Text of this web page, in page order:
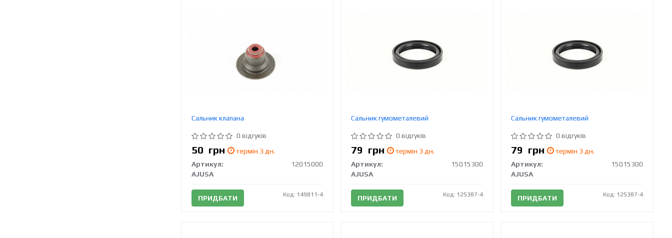
Сальник клапана
0 відгуків
50 грн
термін 3 дн.
Артикул:
12015000
AJUSA
ПРИДБАТИ Код: 149811-4
Сальник гумометалевий
0 відгуків
79 грн
термін 3 дн.
Артикул:
15015300
AJUSA
ПРИДБАТИ Код: 125387-4
Сальник гумометалевий
0 відгуків
79 грн
термін 3 дн.
Артикул:
15015300
AJUSA
ПРИДБАТИ Код: 125387-4